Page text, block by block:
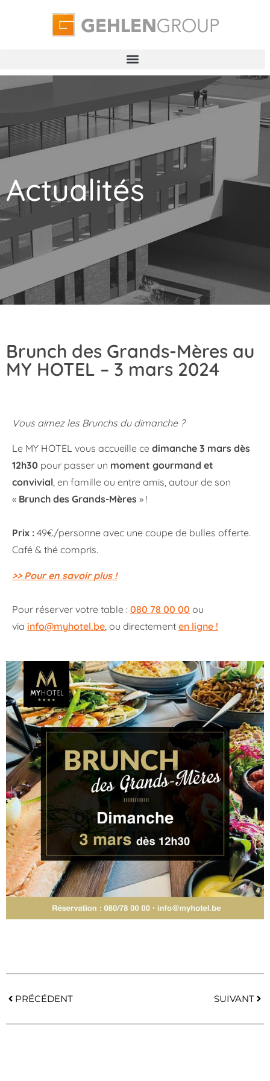
Actualités
Brunch des Grands-Mères au
MY HOTEL – 3 mars 2024
Vous aimez les Brunchs du dimanche ?
Le MY HOTEL vous accueille ce dimanche 3 mars dès
12h30 pour passer un moment gourmand et
convivial, en famille ou entre amis, autour de son
« Brunch des Grands-Mères » !
Prix : 49€/personne avec une coupe de bulles offerte.
Café & thé compris.
>> Pour en savoir plus !
Pour réserver votre table : 080 78 00 00 ou
via info@myhotel.be , ou directement en ligne !
PRÉCÉDENT SUIVANT